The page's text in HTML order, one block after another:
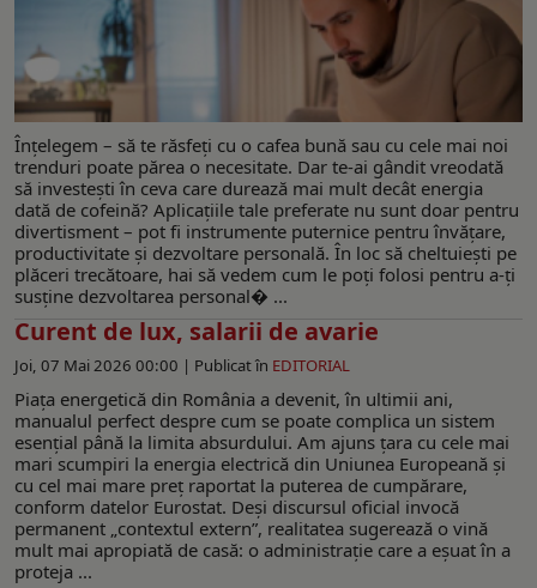
Înțelegem – să te răsfeți cu o cafea bună sau cu cele mai noi
trenduri poate părea o necesitate. Dar te-ai gândit vreodată
să investești în ceva care durează mai mult decât energia
dată de cofeină? Aplicațiile tale preferate nu sunt doar pentru
divertisment – pot fi instrumente puternice pentru învățare,
productivitate și dezvoltare personală. În loc să cheltuiești pe
plăceri trecătoare, hai să vedem cum le poți folosi pentru a-ți
susține dezvoltarea personal� ...
Curent de lux, salarii de avarie
Joi, 07 Mai 2026 00:00 | Publicat în EDITORIAL
Piața energetică din România a devenit, în ultimii ani,
manualul perfect despre cum se poate complica un sistem
esențial până la limita absurdului. Am ajuns țara cu cele mai
mari scumpiri la energia electrică din Uniunea Europeană și
cu cel mai mare preț raportat la puterea de cumpărare,
conform datelor Eurostat. Deși discursul oficial invocă
permanent „contextul extern”, realitatea sugerează o vină
mult mai apropiată de casă: o administrație care a eșuat în a
proteja ...